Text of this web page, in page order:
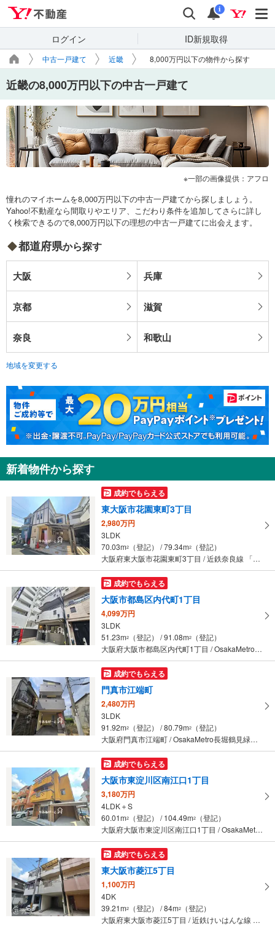
検索 通知
i
ログイン ID新規取得
中古一戸建て 近畿 8,000万円以下の物件から探す
近畿の8,000万円以下の中古一戸建て
一部の画像提供：アフロ
憧れのマイホームを8,000万円以下の中古一戸建てから探しましょう。
Yahoo!不動産なら間取りやエリア、こだわり条件を追加してさらに詳し
く検索できるので8,000万円以下の理想の中古一戸建てに出会えます。
都道府県から探す
大阪 兵庫
京都 滋賀
奈良 和歌山
地域を変更する
新着物件から探す
成約でもらえる
東大阪市花園東町3丁目
2,980万円
3LDK
70.03m2 （登記） / 79.34m2
（登記）
大阪府東大阪市花園東町3丁目 / 近鉄奈良線 「東花園」駅 徒歩7分
成約でもらえる
大阪市都島区内代町1丁目
4,099万円
3LDK
51.23m2 （登記） / 91.08m2
（登記）
大阪府大阪市都島区内代町1丁目 / OsakaMetro谷町線 「野江内代」駅 徒歩6分
成約でもらえる
門真市江端町
2,480万円
3LDK
91.92m2 （登記） / 80.79m2
（登記）
大阪府門真市江端町 / OsakaMetro長堀鶴見緑地線 「門真南」駅 徒歩31分
成約でもらえる
大阪市東淀川区南江口1丁目
3,180万円
4LDK＋S
60.01m2 （登記） / 104.49m2
（登記）
大阪府大阪市東淀川区南江口1丁目 / OsakaMetro今里筋線 「瑞光四丁目」駅 徒歩10分
成約でもらえる
東大阪市菱江5丁目
1,100万円
4DK
39.21m2 （登記） / 84m2
（登記）
大阪府東大阪市菱江5丁目 / 近鉄けいはんな線 「荒本」駅 徒歩13分